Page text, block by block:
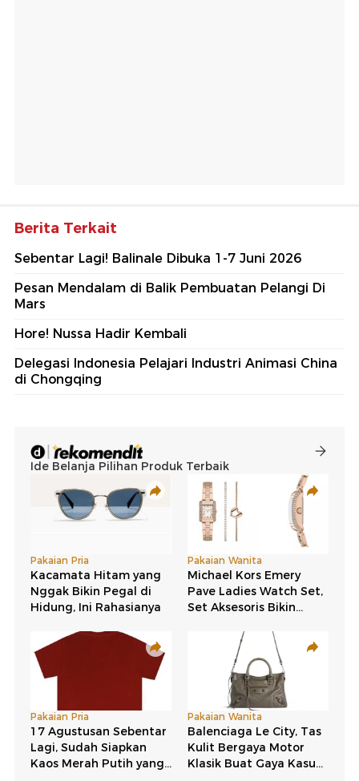
Berita Terkait
Sebentar Lagi! Balinale Dibuka 1-7 Juni 2026
Pesan Mendalam di Balik Pembuatan Pelangi Di
Mars
Hore! Nussa Hadir Kembali
Delegasi Indonesia Pelajari Industri Animasi China
di Chongqing